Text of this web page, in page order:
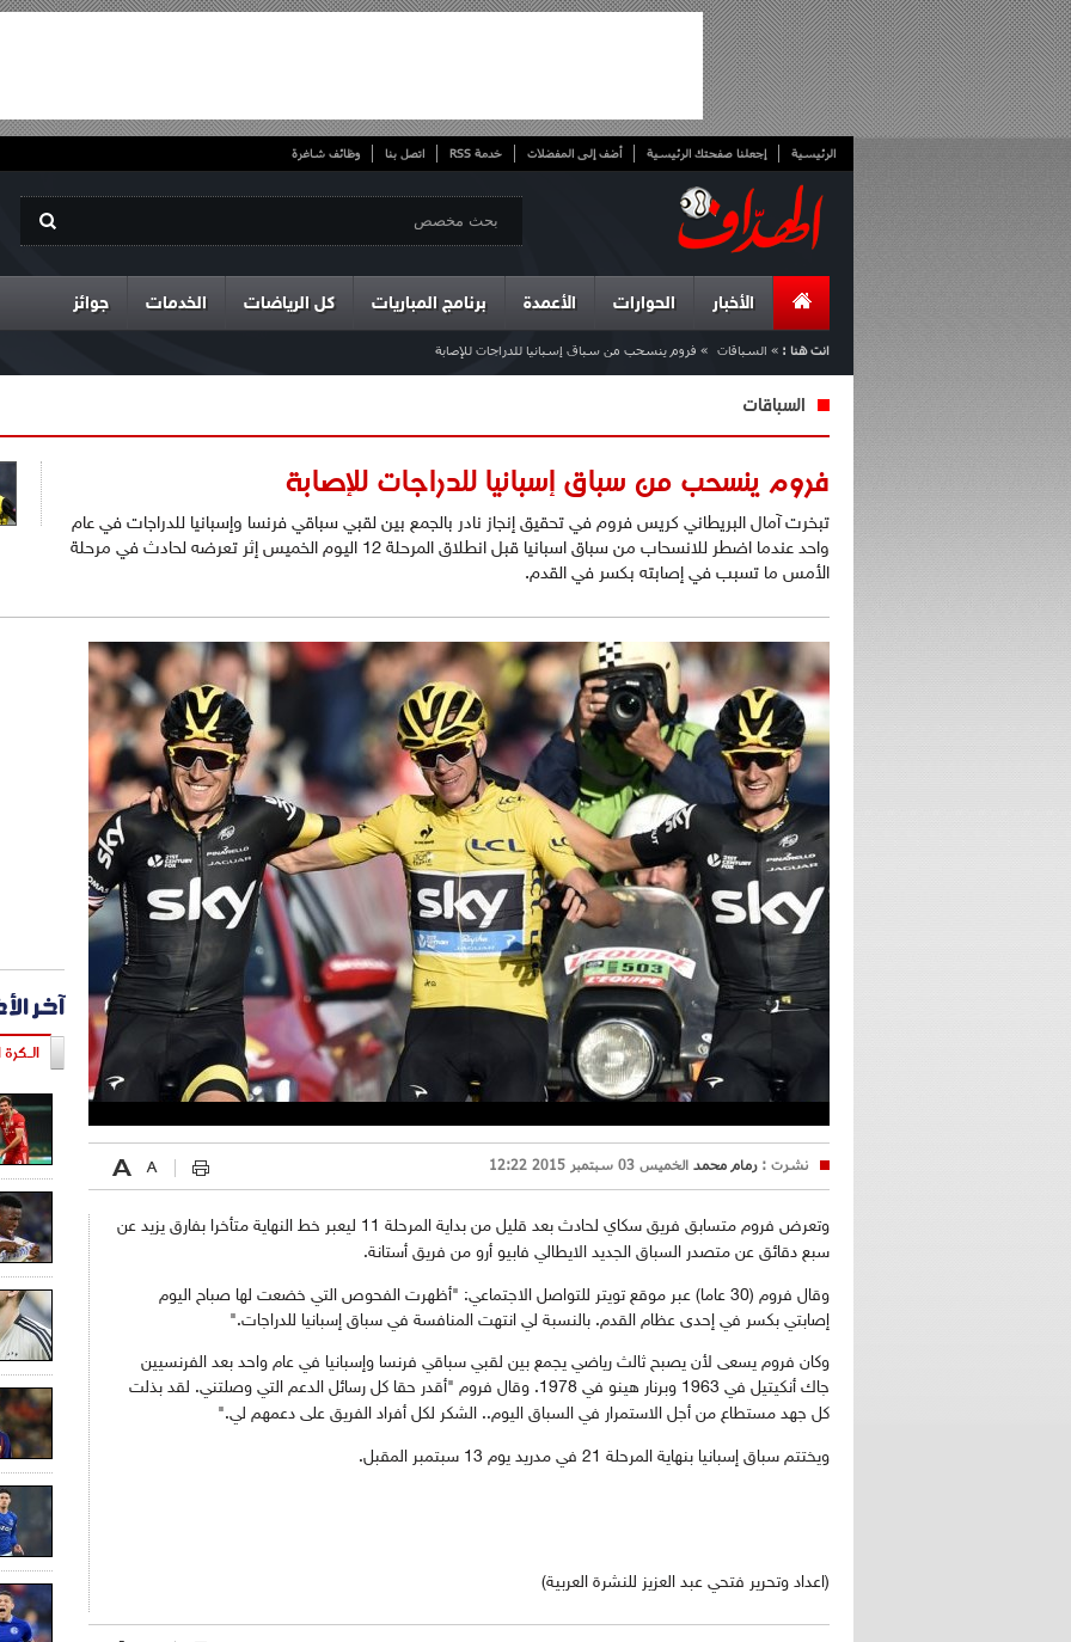
الرئيسية إجعلنا صفحتك الرئيسية أضف إلى المفضلات خدمة RSS اتصل بنا وظائف شاغرة
الأخبار الحوارات الأعمدة برنامج المباريات كل الرياضات الخدمات جوائز
انت هنا : » السباقات » فروم ينسحب من سباق إسبانيا للدراجات للإصابة
السباقات
فروم ينسحب من سباق إسبانيا للدراجات للإصابة
تبخرت آمال البريطاني كريس فروم في تحقيق إنجاز نادر بالجمع بين لقبي سباقي فرنسا وإسبانيا للدراجات في عام
واحد عندما اضطر للانسحاب من سباق اسبانيا قبل انطلاق المرحلة 12 اليوم الخميس إثر تعرضه لحادث في مرحلة
الأمس ما تسبب في إصابته بكسر في القدم.
نشرت :رمام محمد الخميس 03 سبتمبر 2015 12:22
وتعرض فروم متسابق فريق سكاي لحادث بعد قليل من بداية المرحلة 11 ليعبر خط النهاية متأخرا بفارق يزيد عن
سبع دقائق عن متصدر السباق الجديد الايطالي فابيو أرو من فريق أستانة.
وقال فروم (30 عاما) عبر موقع تويتر للتواصل الاجتماعي: "أظهرت الفحوص التي خضعت لها صباح اليوم
إصابتي بكسر في إحدى عظام القدم. بالنسبة لي انتهت المنافسة في سباق إسبانيا للدراجات."
وكان فروم يسعى لأن يصبح ثالث رياضي يجمع بين لقبي سباقي فرنسا وإسبانيا في عام واحد بعد الفرنسيين
جاك أنكيتيل في 1963 وبرنار هينو في 1978.
وقال فروم "أقدر حقا كل رسائل الدعم التي وصلتني. لقد بذلت
كل جهد مستطاع من أجل الاستمرار في السباق اليوم.. الشكر لكل أفراد الفريق على دعمهم لي."
ويختتم سباق إسبانيا بنهاية المرحلة 21 في مدريد يوم 13 سبتمبر المقبل.
(اعداد وتحرير فتحي عبد العزيز للنشرة العربية)
آخر
الـكرة